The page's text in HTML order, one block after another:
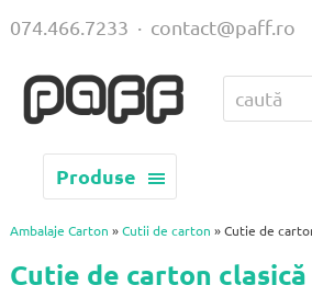
Produse
074.466.7233 · contact@paff.ro
Ambalaje Carton » Cutii de carton » Cutie de
Cutie de carton